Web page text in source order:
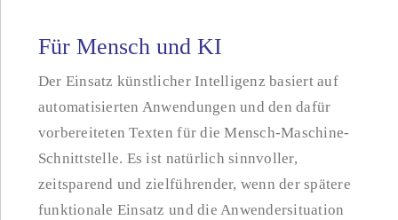
Für Mensch und KI
Der Einsatz künstlicher Intelligenz basiert auf
automatisierten Anwendungen und den dafür
vorbereiteten Texten für die Mensch-Maschine-
Schnittstelle. Es ist natürlich sinnvoller,
zeitsparend und zielführender, wenn der spätere
funktionale Einsatz und die Anwendersituation